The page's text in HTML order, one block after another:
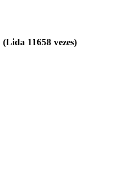
11658 vezes)